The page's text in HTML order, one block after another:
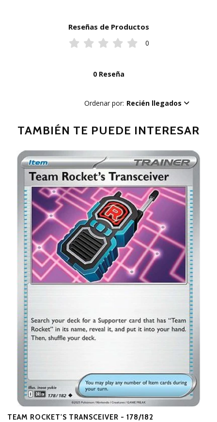
Reseñas de Productos
0
0 Reseña
Ordenar por: Recién llegados
TAMBIÉN TE PUEDE INTERESAR
TEAM ROCKET'S TRANSCEIVER - 178/182